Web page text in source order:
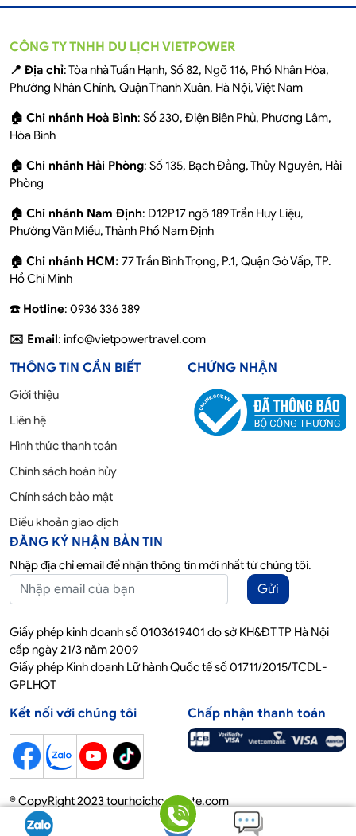
CÔNG TY TNHH DU LỊCH VIETPOWER
📍 Địa chỉ: Tòa nhà Tuấn Hạnh, Số 82, Ngõ 116, Phố Nhân Hòa,
Phường Nhân Chính, Quận Thanh Xuân, Hà Nội, Việt Nam
🏠 Chi nhánh Hoà Bình: Số 230, Điện Biên Phủ, Phương Lâm,
Hòa Bình
🏠 Chi nhánh Hải Phòng: Số 135, Bạch Đằng, Thủy Nguyên, Hải
Phòng
🏠 Chi nhánh Nam Định: D12P17 ngõ 189 Trần Huy Liệu,
Phường Văn Miếu, Thành Phố Nam Định
🏠 Chi nhánh HCM: 77 Trần Bình Trọng, P.1, Quận Gò Vấp, TP.
Hồ Chí Minh
☎️ Hotline: 0936 336 389
✉️ Email: info@vietpowertravel.com
THÔNG TIN CẦN BIẾT
Giới thiệu
Liên hệ
Hình thức thanh toán
Chính sách hoàn hủy
Chính sách bảo mật
Điều khoản giao dịch
CHỨNG NHẬN
ĐĂNG KÝ NHẬN BẢN TIN
Nhập địa chỉ email để nhận thông tin mới nhất từ chúng tôi.
Gửi
Giấy phép kinh doanh số 0103619401 do sở KH&ĐT TP Hà Nội
cấp ngày 21/3 năm 2009
Giấy phép Kinh doanh Lữ hành Quốc tế số 01711/2015/TCDL-
GPLHQT
Kết nối với chúng tôi Chấp nhận thanh toán
© CopyRight 2023 tourhoichoquocte.com